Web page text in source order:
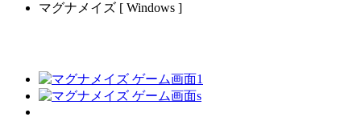
マグナメイズ [ Windows ]